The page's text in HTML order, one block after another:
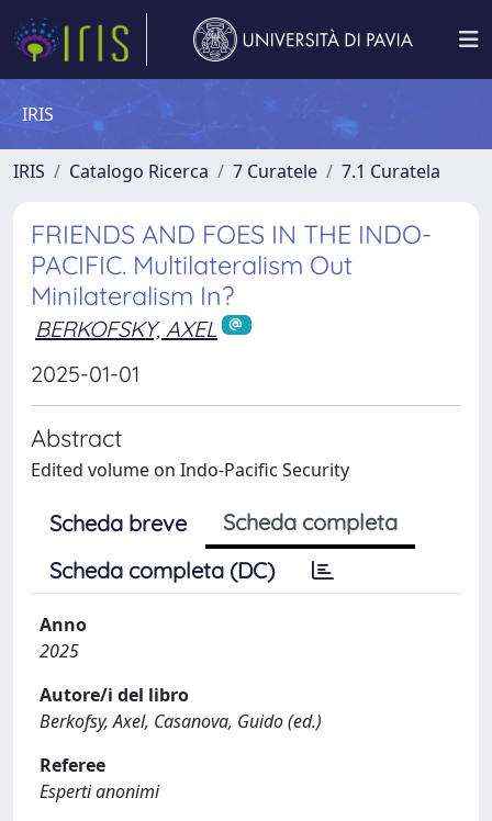
IRIS
IRIS Catalogo Ricerca 7 Curatele 7.1 Curatela
FRIENDS AND FOES IN THE INDO-
PACIFIC. Multilateralism Out
Minilateralism In?
BERKOFSKY, AXEL
2025-01-01
Abstract
Edited volume on Indo-Pacific Security
Scheda breve
Scheda completa
Scheda completa (DC)
Anno
2025
Autore/i del libro
Berkofsy, Axel, Casanova, Guido (ed.)
Referee
Esperti anonimi